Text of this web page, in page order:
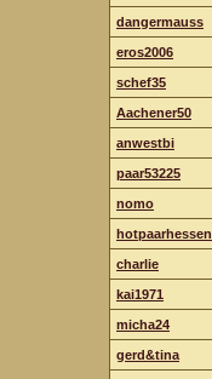
dangermauss
eros2006
schef35
Aachener50
anwestbi
paar53225
nomo
hotpaarhessen
charlie
kai1971
micha24
gerd&tina